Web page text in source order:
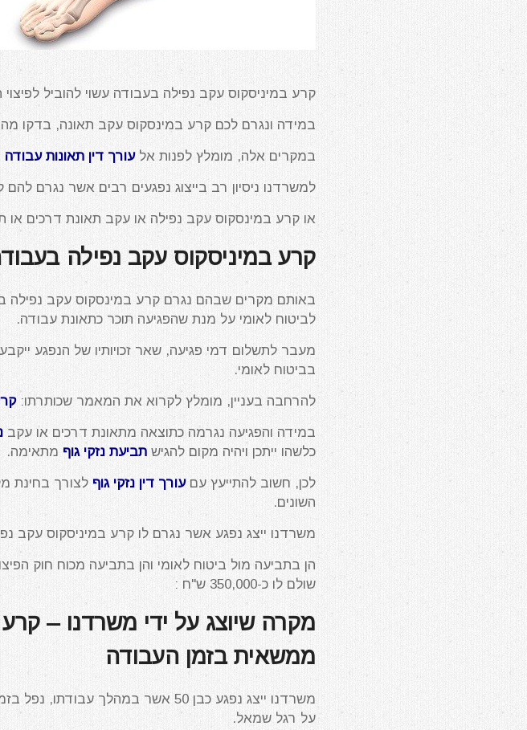
קרע במיניסקוס עקב נפילה בעבודה עשוי להוביל
במידה ונגרם לכם קרע במינסקוס עקב תאונה, בדקו
במקרים אלה, מומלץ לפנות אלעורך דין תאונות עבודה
למשרדנו ניסיון רב בייצוג נפגעים רבים אשר נגרם
או קרע במינסקוס עקב נפילה או עקב תאונת דרכים או
קרע במיניסקוס עקב נפילה
באותם מקרים שבהם נגרם קרע במינסקוס עקב נפילה
לביטוח לאומי על מנת שהפגיעה תוכר כתאונת עבודה.
מעבר לתשלום דמי פגיעה, שאר זכויותיו של הנפגע
בביטוח לאומי.
להרחבה בעניין, מומלץ לקרוא את המאמר שכותרתו:
במידה והפגיעה נגרמה כתוצאה מתאונת דרכים או עקב
כלשהו ייתכן ויהיה מקום להגיש תביעת נזקי גוף מתאימה.
לכן, חשוב להתייעץ עםעורך דין נזקי גוף לצורך בחינת
השונים.
משרדנו ייצג נפגע אשר נגרם לו קרע במיניסקוס עקב
הן בתביעה מול ביטוח לאומי והן בתביעה מכוח חוק
שולם לו כ-350,000 ש"ח :
מקרה שיוצג על ידי משרדנו –
ממשאית בזמן העבודה
משרדנו ייצג נפגע כבן 50 אשר במהלך
על רגל שמאל.